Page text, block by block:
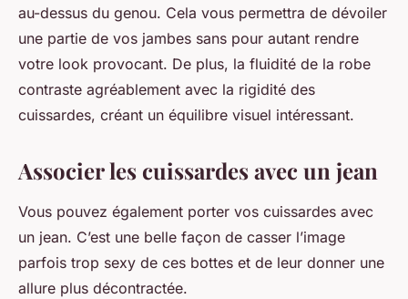
au-dessus du genou. Cela vous permettra de dévoiler
une partie de vos jambes sans pour autant rendre
votre look provocant. De plus, la fluidité de la robe
contraste agréablement avec la rigidité des
cuissardes, créant un équilibre visuel intéressant.
Associer les cuissardes avec un jean
Vous pouvez également porter vos cuissardes avec
un jean. C’est une belle façon de casser l’image
parfois trop sexy de ces bottes et de leur donner une
allure plus décontractée.